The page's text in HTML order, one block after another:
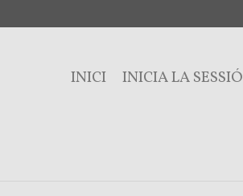
INICI INICIA LA SESSIÓ